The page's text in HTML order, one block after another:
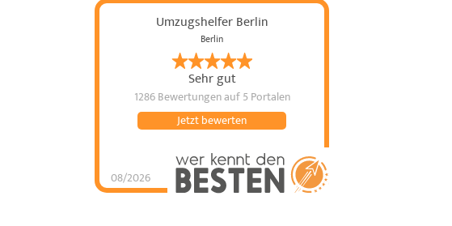
Umzugshelfer Berlin
Berlin
Sehr gut
1286 Bewertungenauf 5 Portalen
08/2026
Jetzt bewerten
Umzugshelfer Berlin
hat5von5 Sternen |